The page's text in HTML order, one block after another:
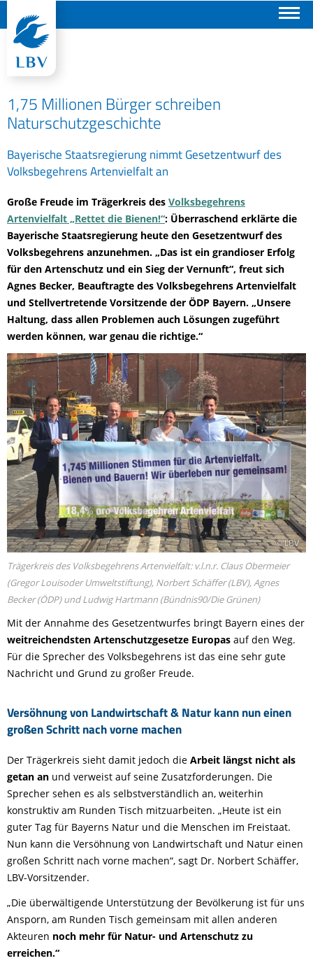
1,75 Millionen Bürger schreiben
Naturschutzgeschichte
Bayerische Staatsregierung nimmt Gesetzentwurf des
Volksbegehrens Artenvielfalt an
Große Freude im Trägerkreis des Volksbegehrens
Artenvielfalt „Rettet die Bienen!“: Überraschend erklärte die
Bayerische Staatsregierung heute den Gesetzentwurf des
Volksbegehrens anzunehmen. „Das ist ein grandioser Erfolg
für den Artenschutz und ein Sieg der Vernunft“, freut sich
Agnes Becker, Beauftragte des Volksbegehrens Artenvielfalt
und Stellvertretende Vorsitzende der ÖDP Bayern. „Unsere
Haltung, dass allen Problemen auch Lösungen zugeführt
werden können, war genau die richtige.“
© LBV
Trägerkreis des Volksbegehrens Artenvielfalt: v.l.n.r. Claus Obermeier
(Gregor Louisoder Umweltstiftung), Norbert Schäffer (LBV), Agnes
Becker (ÖDP) und Ludwig Hartmann (Bündnis90/Die Grünen)
Mit der Annahme des Gesetzentwurfes bringt Bayern eines der
weitreichendsten Artenschutzgesetze Europas auf den Weg.
Für die Sprecher des Volksbegehrens ist das eine sehr gute
Nachricht und Grund zu großer Freude.
Versöhnung von Landwirtschaft & Natur kann nun einen
großen Schritt nach vorne machen
Der Trägerkreis sieht damit jedoch die Arbeit längst nicht als
getan an und verweist auf seine Zusatzforderungen. Die
Sprecher sehen es als selbstverständlich an, weiterhin
konstruktiv am Runden Tisch mitzuarbeiten. „Heute ist ein
guter Tag für Bayerns Natur und die Menschen im Freistaat.
Nun kann die Versöhnung von Landwirtschaft und Natur einen
großen Schritt nach vorne machen“, sagt Dr. Norbert Schäffer,
LBV-Vorsitzender.
„Die überwältigende Unterstützung der Bevölkerung ist für uns
Ansporn, am Runden Tisch gemeinsam mit allen anderen
Akteuren noch mehr für Natur- und Artenschutz zu
erreichen.“